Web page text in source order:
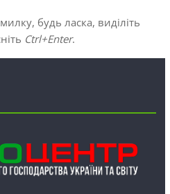
будь ласка, виділіть
Ctrl+Enter.